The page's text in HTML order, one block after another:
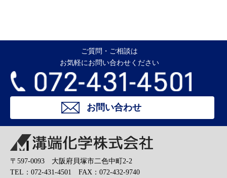
ご質問・ご相談は
お気軽にお問い合わせください
お問い合わせ
〒597-0093 大阪府貝塚市二色中町2-2
TEL：072-431-4501 FAX：072-432-9740